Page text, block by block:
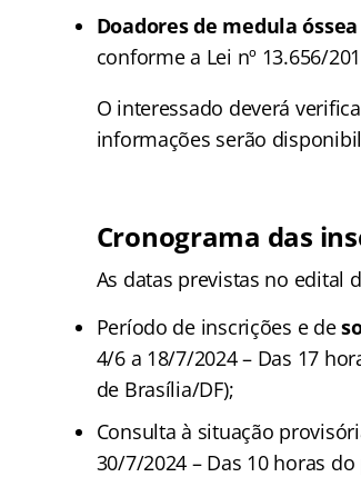
Doadores de medula óssea
conforme a Lei nº 13.656/
O interessado deverá
informações serão
Cronograma das
As datas previstas no edital
Período de inscrições e de
4/6 a 18/7/2024 – Das 17
de Brasília/DF);
Consulta à situação
30/7/2024 – Das 10 horas